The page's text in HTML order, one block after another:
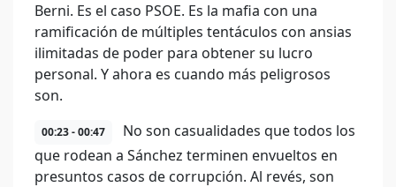
Berni. Es el caso PSOE. Es la mafia con una
ramificación de múltiples tentáculos con ansias
ilimitadas de poder para obtener su lucro
personal. Y ahora es cuando más peligrosos
son.
00:23 - 00:47
No son casualidades que todos los
que rodean a Sánchez terminen envueltos en
presuntos casos de corrupción. Al revés, son